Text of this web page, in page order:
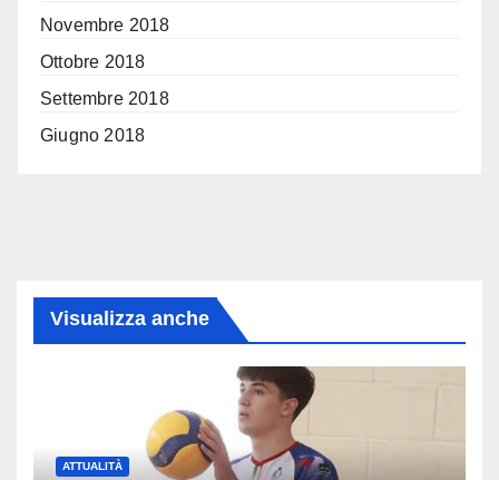
Novembre 2018
Ottobre 2018
Settembre 2018
Giugno 2018
Visualizza anche
ATTUALITÀ